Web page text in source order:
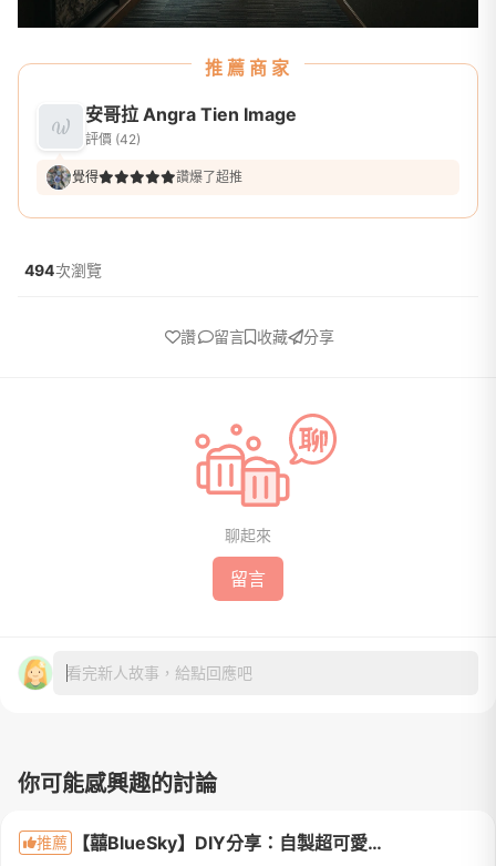
推薦商家
安哥拉 Angra Tien Image
評價 (42)
覺得 讚爆了超推
494次瀏覽
讚 留言 收藏 分享
聊起來
留言
看完新人故事，給點回應吧
你可能感興趣的討論
推薦 【囍BlueSky】DIY分享：自製超可愛又創意的桌卡 (三角立式 & 橫式桌卡)_有製作步驟和檔案下載哦